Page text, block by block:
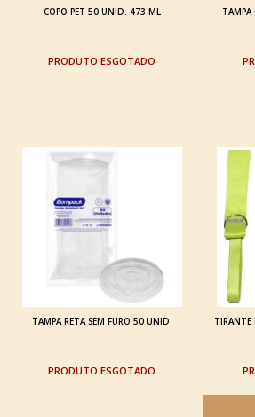
COPO PET 50 UNID. 473 ML
ESGOTADO
TAMPA
TAMPA RETA SEM FURO 50 UNID.
ESGOTADO
TIRANTE